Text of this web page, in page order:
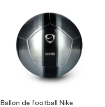
Ballon de football Nike